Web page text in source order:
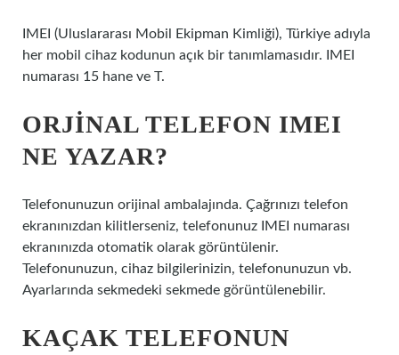
IMEI (Uluslararası Mobil Ekipman Kimliği), Türkiye adıyla
her mobil cihaz kodunun açık bir tanımlamasıdır. IMEI
numarası 15 hane ve T.
ORJINAL TELEFON IMEI
NE YAZAR?
Telefonunuzun orijinal ambalajında. Çağrınızı telefon
ekranınızdan kilitlerseniz, telefonunuz IMEI numarası
ekranınızda otomatik olarak görüntülenir.
Telefonunuzun, cihaz bilgilerinizin, telefonunuzun vb.
Ayarlarında sekmedeki sekmede görüntülenebilir.
KAÇAK TELEFONUN